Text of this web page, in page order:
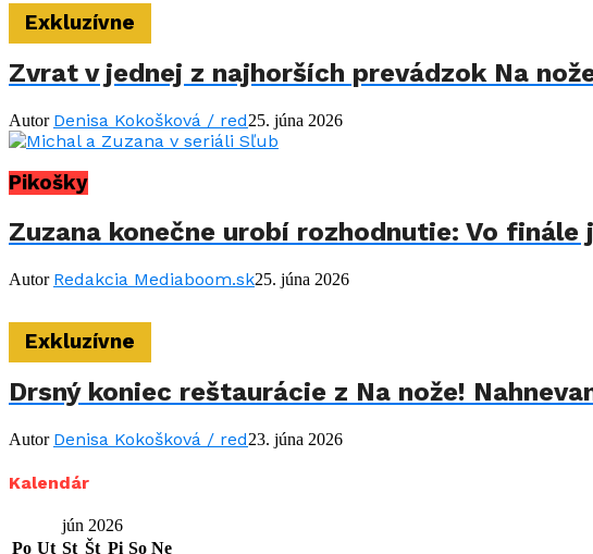
Exkluzívne
Zvrat v jednej z najhorších prevádzok Na
Autor Denisa Kokošková / red25. júna 2026
Pikošky
Zuzana konečne urobí rozhodnutie: Vo
Autor Redakcia Mediaboom.sk25. júna 2026
Exkluzívne
Drsný koniec reštaurácie z Na nože!
Autor Denisa Kokošková / red23. júna 2026
Kalendár
jún 2026
Po Ut St Št Pi So Ne